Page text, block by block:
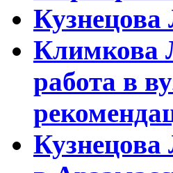
Климкова
работа в
Кузнецова